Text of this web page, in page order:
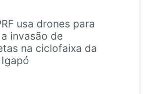
usa drones para
invasão de
na ciclofaixa da